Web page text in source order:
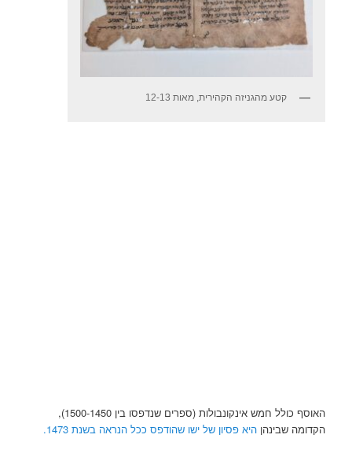
קטע מהגניזה הקהירית, מאות 12-13
האוסף כולל חמש אינקונבולות (ספרים שנדפסו בין 1500-1450),
הקדומה שבינהןהיא פסיון של ישו שהודפס ככל הנראה בשנת 1473.